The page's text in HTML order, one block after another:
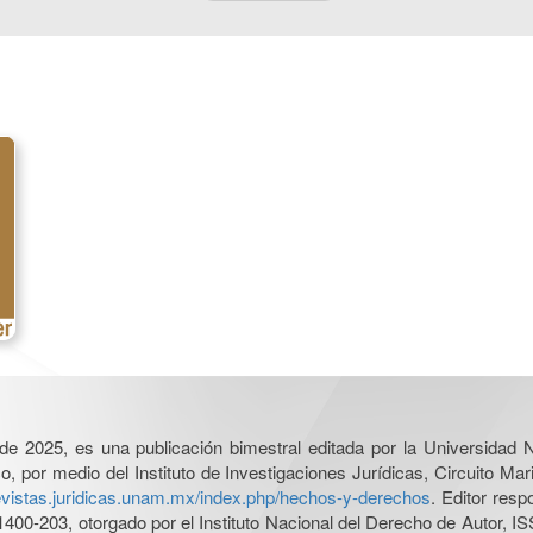
2025, es una publicación bimestral editada por la Universidad
por medio del Instituto de Investigaciones Jurídicas, Circuito
index.php/hechos-y-derechos. Editor
203, otorgado por el Instituto Nacional del Derecho de Autor,